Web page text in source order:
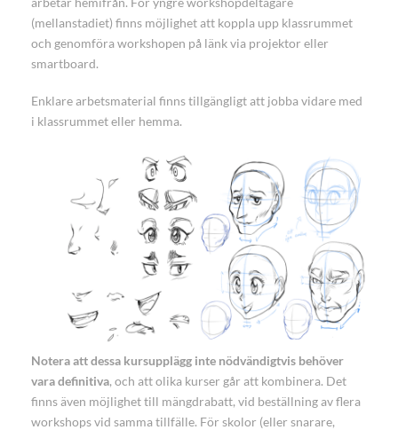
(mellanstadiet) finns möjlighet att koppla upp klassrummet
och genomföra workshopen på länk via projektor eller
smartboard.
Enklare arbetsmaterial finns tillgängligt att jobba vidare med
i klassrummet eller hemma.
Notera att dessa kursupplägg inte nödvändigtvis behöver
vara definitiva, och att olika kurser går att kombinera. Det
finns även möjlighet till mängdrabatt, vid beställning av flera
workshops vid samma tillfälle. För skolor (eller snarare,